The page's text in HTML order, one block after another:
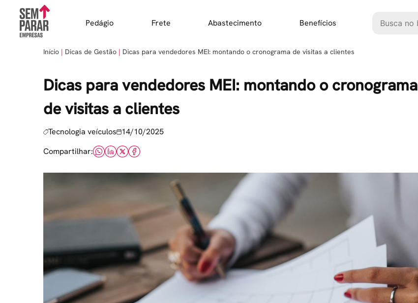
content
Pedágio Frete Abastecimento Benefícios
Início Dicas de Gestão Dicas para vendedores MEI: montando o cronograma de visitas a clientes
Dicas para vendedores MEI: montando o cronograma
de visitas a clientes
Tecnologia veículos 14/10/2025
Compartilhar: